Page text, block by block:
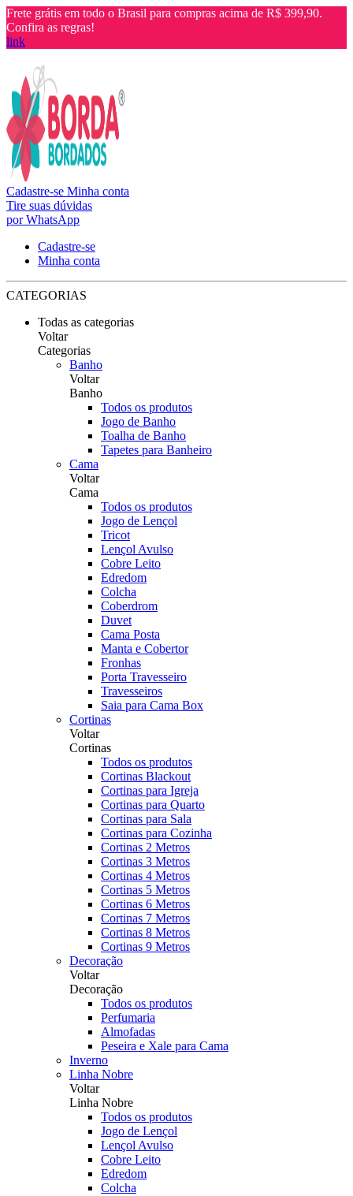
Frete grátis em todo o Brasil para compras acima de R$ 399,90.
Confira as regras!
link
Cadastre-se Minha conta
Tire suas dúvidas
por WhatsApp
Cadastre-se
Minha conta
CATEGORIAS
Todas as categorias
Voltar
Categorias
Banho
Voltar
Banho
Todos os produtos
Jogo de Banho
Toalha de Banho
Tapetes para Banheiro
Cama
Voltar
Cama
Todos os produtos
Jogo de Lençol
Tricot
Lençol Avulso
Cobre Leito
Edredom
Colcha
Coberdrom
Duvet
Cama Posta
Manta e Cobertor
Fronhas
Porta Travesseiro
Travesseiros
Saia para Cama Box
Cortinas
Voltar
Cortinas
Todos os produtos
Cortinas Blackout
Cortinas para Igreja
Cortinas para Quarto
Cortinas para Sala
Cortinas para Cozinha
Cortinas 2 Metros
Cortinas 3 Metros
Cortinas 4 Metros
Cortinas 5 Metros
Cortinas 6 Metros
Cortinas 7 Metros
Cortinas 8 Metros
Cortinas 9 Metros
Decoração
Voltar
Decoração
Todos os produtos
Perfumaria
Almofadas
Peseira e Xale para Cama
Inverno
Linha Nobre
Voltar
Linha Nobre
Todos os produtos
Jogo de Lençol
Lençol Avulso
Cobre Leito
Edredom
Colcha